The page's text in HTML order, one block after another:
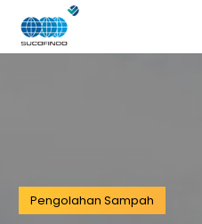
Pengolahan Sampah